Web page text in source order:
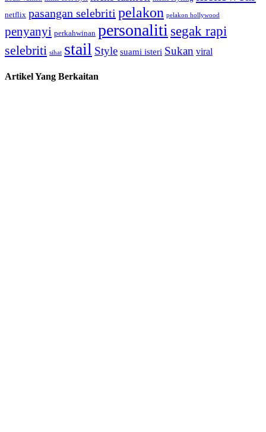
netflix pasangan selebriti pelakon pelakon hollywood
penyanyi perkahwinan personaliti segak rapi
selebriti sihat stail Style suami isteri Sukan viral
Artikel Yang Berkaitan